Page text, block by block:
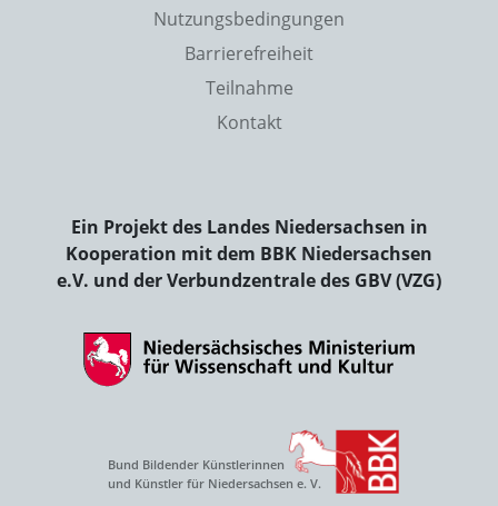
Nutzungsbedingungen
Barrierefreiheit
Teilnahme
Kontakt
Ein Projekt des Landes Niedersachsen in
Kooperation mit dem BBK Niedersachsen
e.V. und der Verbundzentrale des GBV (VZG)
Bund Bildender Künstlerinnen
und Künstler für Niedersachsen e. V.